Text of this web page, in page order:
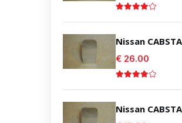
Nissan
€ 26.00
Nissan